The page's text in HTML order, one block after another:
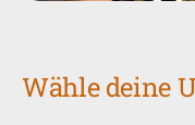
Wähle deine